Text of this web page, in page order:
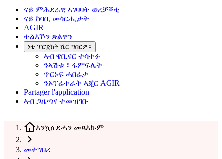
ናይ ምሕደራዊ ኣገባባት ወረቓቕቲ
ናይ ከባቢ መሳርሒታት
AGIR
ተልእኾን ጽልዋን
ነቲ ፕሮጀክት ሼር ግበርዎ።
ኣብ ዌቢናር ተሳተፉ
ንኣሽቱ ፣ ፋምፍሌት
ጥርኑፍ ሓበሬታ
ንኦፕሬተራት ኣጂር AGIR
Partager l'application
ኣብ ጋዜጣና ተመዝገቡ
እንኳዕ ደሓን መጻእኩም
መተግበሪ